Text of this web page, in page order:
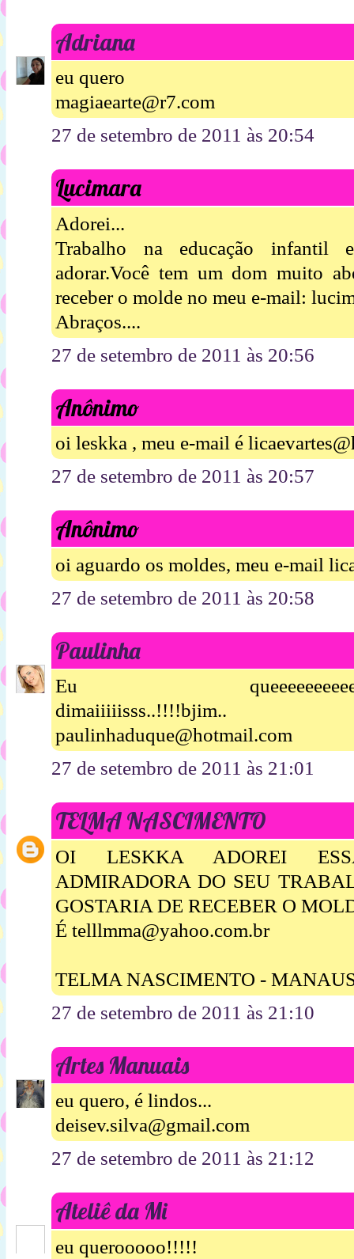
Adriana
eu quero
magiaearte@r7.com
27 de setembro de 2011 às 20:54
Lucimara
Adorei...
Trabalho na educação infantil
adorar.Você tem um dom muito
receber o molde no meu e-mail:
Abraços....
27 de setembro de 2011 às 20:56
Anônimo
oi leskka , meu e-mail é
27 de setembro de 2011 às 20:57
Anônimo
oi aguardo os moldes, meu e-mail
27 de setembro de 2011 às 20:58
Paulinha
Eu
dimaiiiiisss..!!!!bjim..
paulinhaduque@hotmail.com
27 de setembro de 2011 às 21:01
TELMA NASCIMENTO
OI LESKKA ADOREI
ADMIRADORA DO SEU
GOSTARIA DE RECEBER O
É telllmma@yahoo.com.br
TELMA NASCIMENTO -
27 de setembro de 2011 às 21:10
Artes Manuais
eu quero, é lindos...
deisev.silva@gmail.com
27 de setembro de 2011 às 21:12
Ateliê da Mi
eu querooooo!!!!!